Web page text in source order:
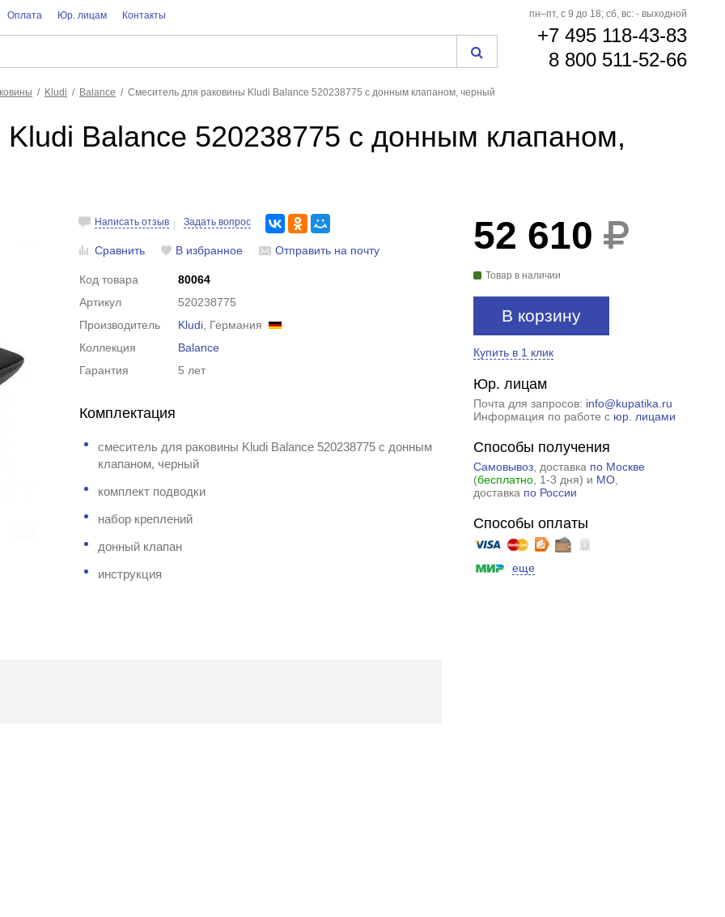
Оплата Юр. лицам Контакты пн–пт, с 9 до 18; сб, вс: - выходной
+7 495 118-43-83
8 800 511-52-66
Kludi Balance Смеситель для раковины Kludi Balance 520238775 с донным клапаном, черный
Balance 520238775 с донным клапаном,
БЕСПЛАТНАЯ
ДОСТАВКА
Написать отзыв Задать вопрос
Сравнить В избранное Отправить на почту
Код товара
80064
Артикул
520238775
Производитель
Kludi , Германия
Коллекция
Balance
Гарантия
5 лет
Комплектация
смеситель для раковины Kludi Balance 520238775 с донным
клапаном, черный
комплект подводки
набор креплений
донный клапан
инструкция
52 610
Товар в наличии
В корзину
Купить в 1 клик
Юр. лицам
Почта для запросов: info@kupatika.ru
Информация по работе с юр. лицами
Способы получения
Самовывоз, доставка по Москве
(бесплатно, 1-3 дня) и МО,
доставка по России
Способы оплаты
еще